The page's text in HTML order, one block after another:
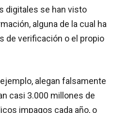
digitales se han visto
alguna de la cual ha
de verificación o el propio
alegan falsamente
casi 3.000 millones de
impagos cada año, o